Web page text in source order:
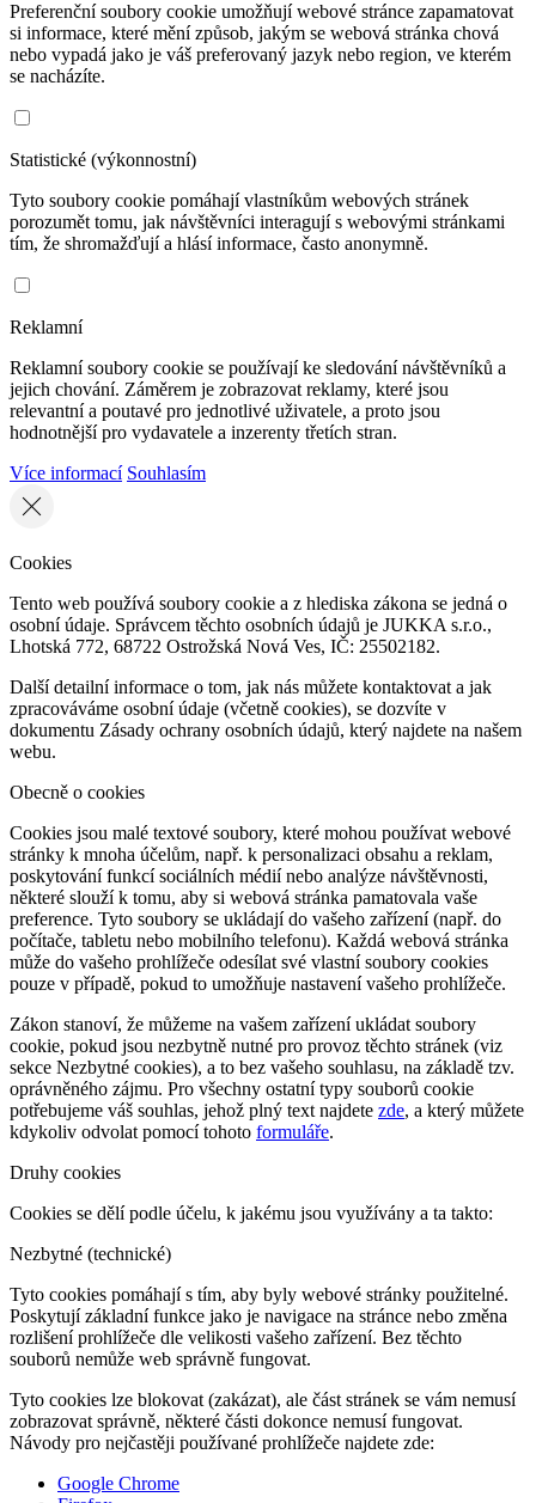
Preferenční soubory cookie umožňují webové stránce zapamatovat
si informace, které mění způsob, jakým se webová stránka chová
nebo vypadá jako je váš preferovaný jazyk nebo region, ve kterém
se nacházíte.
Statistické (výkonnostní)
Tyto soubory cookie pomáhají vlastníkům webových stránek
porozumět tomu, jak návštěvníci interagují s webovými stránkami
tím, že shromažďují a hlásí informace, často anonymně.
Reklamní
Reklamní soubory cookie se používají ke sledování návštěvníků a
jejich chování. Záměrem je zobrazovat reklamy, které jsou
relevantní a poutavé pro jednotlivé uživatele, a proto jsou
hodnotnější pro vydavatele a inzerenty třetích stran.
Více informací Souhlasím
Cookies
Tento web používá soubory cookie a z hlediska zákona se jedná o
osobní údaje. Správcem těchto osobních údajů je JUKKA s.r.o.,
Lhotská 772, 68722 Ostrožská Nová Ves, IČ: 25502182.
Další detailní informace o tom, jak nás můžete kontaktovat a jak
zpracováváme osobní údaje (včetně cookies), se dozvíte v
dokumentu Zásady ochrany osobních údajů, který najdete na našem
webu.
Obecně o cookies
Cookies jsou malé textové soubory, které mohou používat webové
stránky k mnoha účelům, např. k personalizaci obsahu a reklam,
poskytování funkcí sociálních médií nebo analýze návštěvnosti,
některé slouží k tomu, aby si webová stránka pamatovala vaše
preference. Tyto soubory se ukládají do vašeho zařízení (např. do
počítače, tabletu nebo mobilního telefonu). Každá webová stránka
může do vašeho prohlížeče odesílat své vlastní soubory cookies
pouze v případě, pokud to umožňuje nastavení vašeho prohlížeče.
Zákon stanoví, že můžeme na vašem zařízení ukládat soubory
cookie, pokud jsou nezbytně nutné pro provoz těchto stránek (viz
sekce Nezbytné cookies), a to bez vašeho souhlasu, na základě tzv.
oprávněného zájmu. Pro všechny ostatní typy souborů cookie
potřebujeme váš souhlas, jehož plný text najdete zde, a který můžete
kdykoliv odvolat pomocí tohoto formuláře.
Druhy cookies
Cookies se dělí podle účelu, k jakému jsou využívány a ta takto:
Nezbytné (technické)
Tyto cookies pomáhají s tím, aby byly webové stránky použitelné.
Poskytují základní funkce jako je navigace na stránce nebo změna
rozlišení prohlížeče dle velikosti vašeho zařízení. Bez těchto
souborů nemůže web správně fungovat.
Tyto cookies lze blokovat (zakázat), ale část stránek se vám nemusí
zobrazovat správně, některé části dokonce nemusí fungovat.
Návody pro nejčastěji používané prohlížeče najdete zde:
Google Chrome